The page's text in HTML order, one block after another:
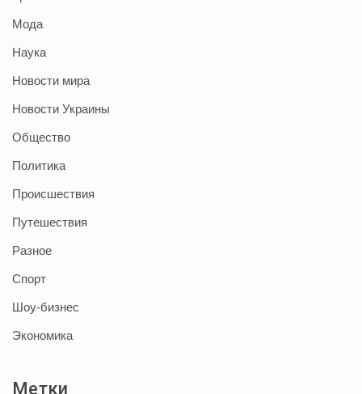
Мода
Наука
Новости мира
Новости Украины
Общество
Политика
Происшествия
Путешествия
Разное
Спорт
Шоу-бизнес
Экономика
Метки